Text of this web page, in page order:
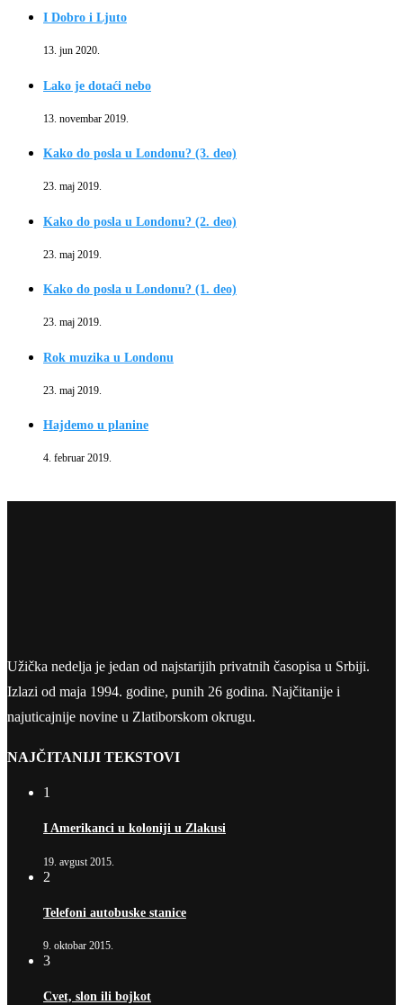
I Dobro i Ljuto
13. jun 2020.
Lako je dotaći nebo
13. novembar 2019.
Kako do posla u Londonu? (3. deo)
23. maj 2019.
Kako do posla u Londonu? (2. deo)
23. maj 2019.
Kako do posla u Londonu? (1. deo)
23. maj 2019.
Rok muzika u Londonu
23. maj 2019.
Hajdemo u planine
4. februar 2019.
Užička nedelja je jedan od najstarijih privatnih časopisa u Srbiji.
Izlazi od maja 1994. godine, punih 26 godina. Najčitanije i
najuticajnije novine u Zlatiborskom okrugu.
NAJČITANIJI TEKSTOVI
1
I Amerikanci u koloniji u Zlakusi
19. avgust 2015.
2
Telefoni autobuske stanice
9. oktobar 2015.
3
Cvet, slon ili bojkot